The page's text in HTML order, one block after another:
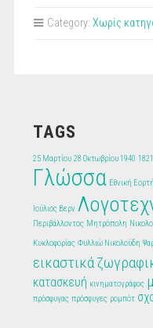
Category: Χωρίς
TAGS
25 Μαρτίου 28 Οκτωβρίου 1940 1821
Γλώσσα Εθνική Εορτή
Ιούλιος Βερν
Περιβάλλοντος Μητρόπολη
Κυκλοφορίας Φυλλιώ Νικολούδη
εικαστικά
κατασκευή κινηματογράφος
πρόσφυγας πρόσφυγες ρομπότ